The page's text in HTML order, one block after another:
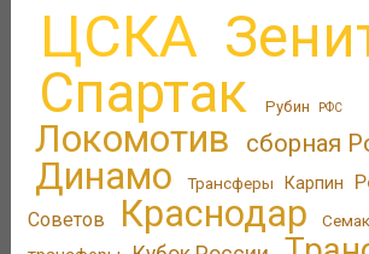
ЦСКА
Спартак Рубин РФС
Локомотив сборная
Динамо Трансферы Карпин
Советов
Краснодар Семак